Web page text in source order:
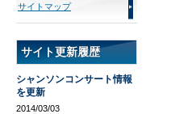
サイトマップ
サイト更新履歴
シャンソンコンサート情報
を更新
2014/03/03